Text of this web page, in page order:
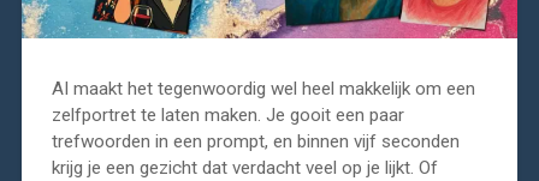
AI maakt het tegenwoordig wel heel makkelijk om een
zelfportret te laten maken. Je gooit een paar
trefwoorden in een prompt, en binnen vijf seconden
krijg je een gezicht dat verdacht veel op je lijkt. Of